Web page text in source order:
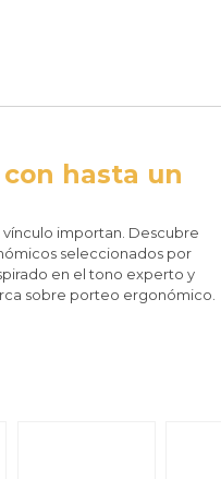
hasta un
importan. Descubre
seleccionados por
en el tono experto y
sobre porteo ergonómico.